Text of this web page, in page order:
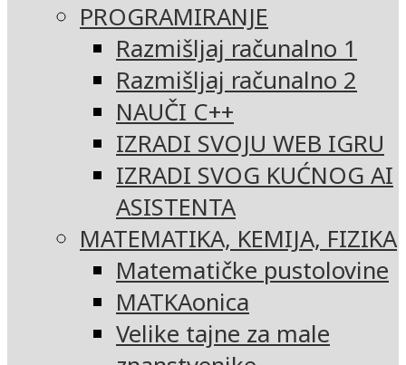
PROGRAMIRANJE
Razmišljaj računalno 1
Razmišljaj računalno 2
NAUČI C++
IZRADI SVOJU WEB IGRU
IZRADI SVOG KUĆNOG AI
ASISTENTA
MATEMATIKA, KEMIJA, FIZIKA
Matematičke pustolovine
MATKAonica
Velike tajne za male